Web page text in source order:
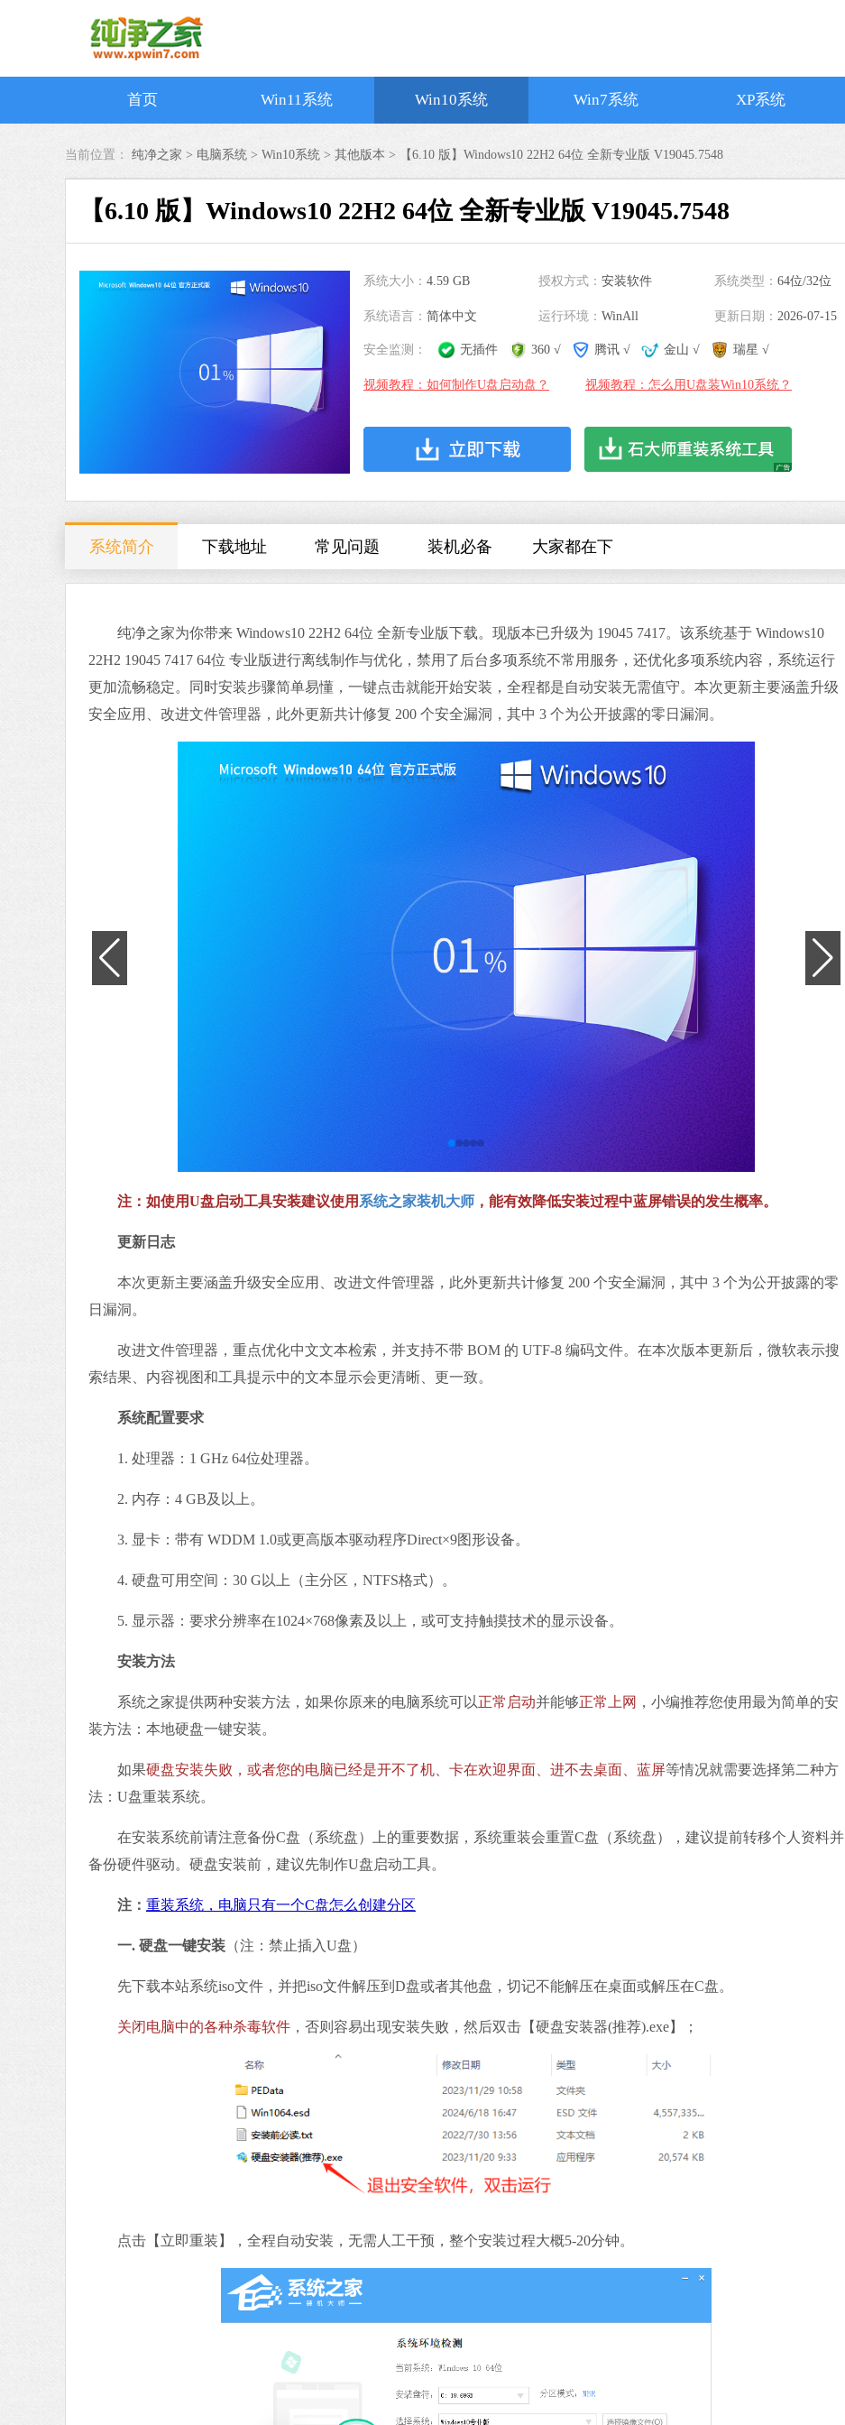
首页 Win11系统 Win10系统 Win7系统 XP系统
当前位置： 纯净之家 > 电脑系统 > Win10系统 > 其他版本 > 【6.10 版】Windows10 22H2 64位 全新专业版 V19045.7548
【6.10 版】Windows10 22H2 64位 全新专业版 V19045.7548
系统大小： 4.59 GB 授权方式：安装软件 系统类型： 64位/32位
系统语言： 简体中文 运行环境：WinAll 更新日期： 2026-07-15
安全监测： 无插件 360 √ 腾讯 √ 金山 √ 瑞星 √
视频教程：如何制作U盘启动盘？ 视频教程：怎么用U盘装Win10系统？
系统简介 下载地址 常见问题 装机必备 大家都在下
纯净之家为你带来 Windows10 22H2 64位 全新专业版下载。现版本已升级为 19045 7417。该系统基于 Windows10
22H2 19045 7417 64位 专业版进行离线制作与优化，禁用了后台多项系统不常用服务，还优化多项系统内容，系统运行
更加流畅稳定。同时安装步骤简单易懂，一键点击就能开始安装，全程都是自动安装无需值守。本次更新主要涵盖升级
安全应用、改进文件管理器，此外更新共计修复 200 个安全漏洞，其中 3 个为公开披露的零日漏洞。
注：如使用U盘启动工具安装建议使用 系统之家装机大师 ，能有效降低安装过程中蓝屏错误的发生概率。
更新日志
本次更新主要涵盖升级安全应用、改进文件管理器，此外更新共计修复 200 个安全漏洞，其中 3 个为公开披露的零
日漏洞。
改进文件管理器，重点优化中文文本检索，并支持不带 BOM 的 UTF-8 编码文件。在本次版本更新后，微软表示搜
索结果、内容视图和工具提示中的文本显示会更清晰、更一致。
系统配置要求
1. 处理器：1 GHz 64位处理器。
2. 内存：4 GB及以上。
3. 显卡：带有 WDDM 1.0或更高版本驱动程序Direct×9图形设备。
4. 硬盘可用空间：30 G以上（主分区，NTFS格式）。
5. 显示器：要求分辨率在1024×768像素及以上，或可支持触摸技术的显示设备。
安装方法
系统之家提供两种安装方法，如果你原来的电脑系统可以正常启动并能够正常上网 ，小编推荐您使用最为简单的安
装方法：本地硬盘一键安装。
如果硬盘安装失败，或者您的电脑已经是开不了机、卡在欢迎界面、进不去桌面、蓝屏等情况就需要选择第二种方
法：U盘重装系统。
在安装系统前请注意备份C盘（系统盘）上的重要数据，系统重装会重置C盘（系统盘），建议提前转移个人资料并
备份硬件驱动。硬盘安装前，建议先制作U盘启动工具。
注： 重装系统，电脑只有一个C盘怎么创建分区
一. 硬盘一键安装 （注：禁止插入U盘）
先下载本站系统iso文件，并把iso文件解压到D盘或者其他盘，切记不能解压在桌面或解压在C盘。
关闭电脑中的各种杀毒软件 ，否则容易出现安装失败，然后双击【硬盘安装器(推荐).exe】；
点击【立即重装】，全程自动安装，无需人工干预，整个安装过程大概5-20分钟。
谷歌浏览器
微信
软件语言：简体中文
哔哩哔哩
夸克浏览器
软件大小：18.76 MB
软件语言：简体中文
搜狗输入法
软件大小：194.27 MB
软件语言：简体中文
谷歌浏览器
软件大小：75.29 MB
软件语言：简体中文